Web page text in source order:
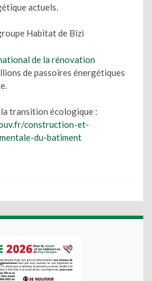
actuels.
Habitat de Bizi
de la rénovation
de passoires énergétiques
la transition écologique :
construction-et-
du-batiment